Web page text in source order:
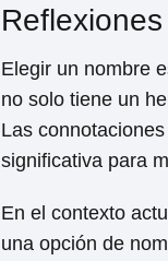
Elegir un nombre
no solo tiene un
Las
significativa para
En el contexto
una opción de